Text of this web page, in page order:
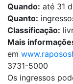
Quando: até 31
Quanto:
Classificação:
Mais
em
3731-5000
Os ingressos